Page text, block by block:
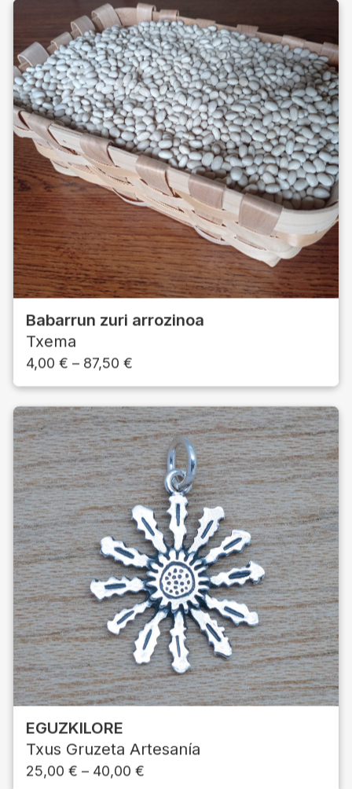
Babarrun zuri arrozinoa
Txema
4,00 € – 87,50 €
EGUZKILORE
Txus Gruzeta Artesanía
25,00 € – 40,00 €